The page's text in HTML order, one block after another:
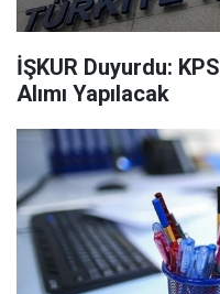
İŞKUR Duyurdu:
Alımı Yapılacak